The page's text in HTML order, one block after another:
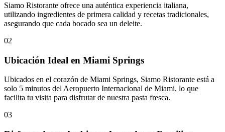
Siamo Ristorante ofrece una auténtica experiencia italiana,
utilizando ingredientes de primera calidad y recetas tradicionales,
asegurando que cada bocado sea un deleite.
02
Ubicación Ideal en Miami Springs
Ubicados en el corazón de Miami Springs, Siamo Ristorante está a
solo 5 minutos del Aeropuerto Internacional de Miami, lo que
facilita tu visita para disfrutar de nuestra pasta fresca.
03